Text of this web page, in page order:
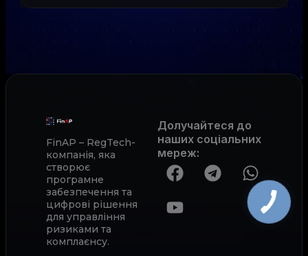
FinAP – RegTech-
компанія, яка
створює
програмне
забезпечення та
цифрові рішення
для управління
ризиками та
комплаєнсу.
Долучайтеся до
наших соціальних
мереж: